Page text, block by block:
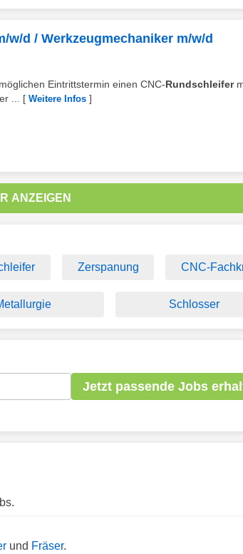
d / Werkzeugmechaniker m/w/d
Eintrittstermin einen CNC-Rundschleifer
...
[ Weitere Infos ]
ANZEIGEN
Zerspanung CNC-
Schlosser
Jetzt passende Jobs
und Fräser.